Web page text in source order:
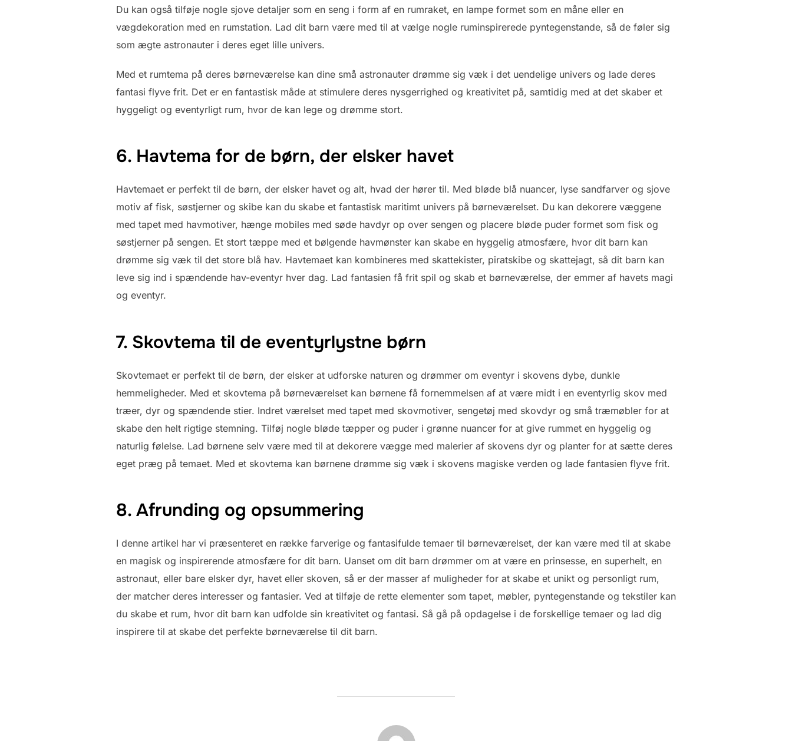
Du kan også tilføje nogle sjove detaljer som en seng i form af en rumraket, en lampe formet som en måne eller en
vægdekoration med en rumstation. Lad dit barn være med til at vælge nogle ruminspirerede pyntegenstande, så de føler sig
som ægte astronauter i deres eget lille univers.
Med et rumtema på deres børneværelse kan dine små astronauter drømme sig væk i det uendelige univers og lade deres
fantasi flyve frit. Det er en fantastisk måde at stimulere deres nysgerrighed og kreativitet på, samtidig med at det skaber et
hyggeligt og eventyrligt rum, hvor de kan lege og drømme stort.
6. Havtema for de børn, der elsker havet
Havtemaet er perfekt til de børn, der elsker havet og alt, hvad der hører til. Med bløde blå nuancer, lyse sandfarver og sjove
motiv af fisk, søstjerner og skibe kan du skabe et fantastisk maritimt univers på børneværelset. Du kan dekorere væggene
med tapet med havmotiver, hænge mobiles med søde havdyr op over sengen og placere bløde puder formet som fisk og
søstjerner på sengen. Et stort tæppe med et bølgende havmønster kan skabe en hyggelig atmosfære, hvor dit barn kan
drømme sig væk til det store blå hav. Havtemaet kan kombineres med skattekister, piratskibe og skattejagt, så dit barn kan
leve sig ind i spændende hav-eventyr hver dag. Lad fantasien få frit spil og skab et børneværelse, der emmer af havets magi
og eventyr.
7. Skovtema til de eventyrlystne børn
Skovtemaet er perfekt til de børn, der elsker at udforske naturen og drømmer om eventyr i skovens dybe, dunkle
hemmeligheder. Med et skovtema på børneværelset kan børnene få fornemmelsen af at være midt i en eventyrlig skov med
træer, dyr og spændende stier. Indret værelset med tapet med skovmotiver, sengetøj med skovdyr og små træmøbler for at
skabe den helt rigtige stemning. Tilføj nogle bløde tæpper og puder i grønne nuancer for at give rummet en hyggelig og
naturlig følelse. Lad børnene selv være med til at dekorere vægge med malerier af skovens dyr og planter for at sætte deres
eget præg på temaet. Med et skovtema kan børnene drømme sig væk i skovens magiske verden og lade fantasien flyve frit.
8. Afrunding og opsummering
I denne artikel har vi præsenteret en række farverige og fantasifulde temaer til børneværelset, der kan være med til at skabe
en magisk og inspirerende atmosfære for dit barn. Uanset om dit barn drømmer om at være en prinsesse, en superhelt, en
astronaut, eller bare elsker dyr, havet eller skoven, så er der masser af muligheder for at skabe et unikt og personligt rum,
der matcher deres interesser og fantasier. Ved at tilføje de rette elementer som tapet, møbler, pyntegenstande og tekstiler kan
du skabe et rum, hvor dit barn kan udfolde sin kreativitet og fantasi. Så gå på opdagelse i de forskellige temaer og lad dig
inspirere til at skabe det perfekte børneværelse til dit barn.
FORFATTER